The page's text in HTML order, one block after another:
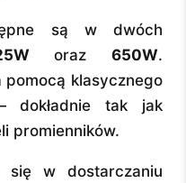
są w dwóch
oraz 650W.
klasycznego
dokładnie tak jak
promienników.
się w dostarczaniu